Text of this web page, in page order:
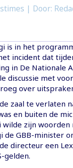
| Door:
is in het
incident dat
in De Nationale
discussie met
over
zaal te verlaten
en buiten de
wilde zijn
de GBB-minister
directeur een
gelden.